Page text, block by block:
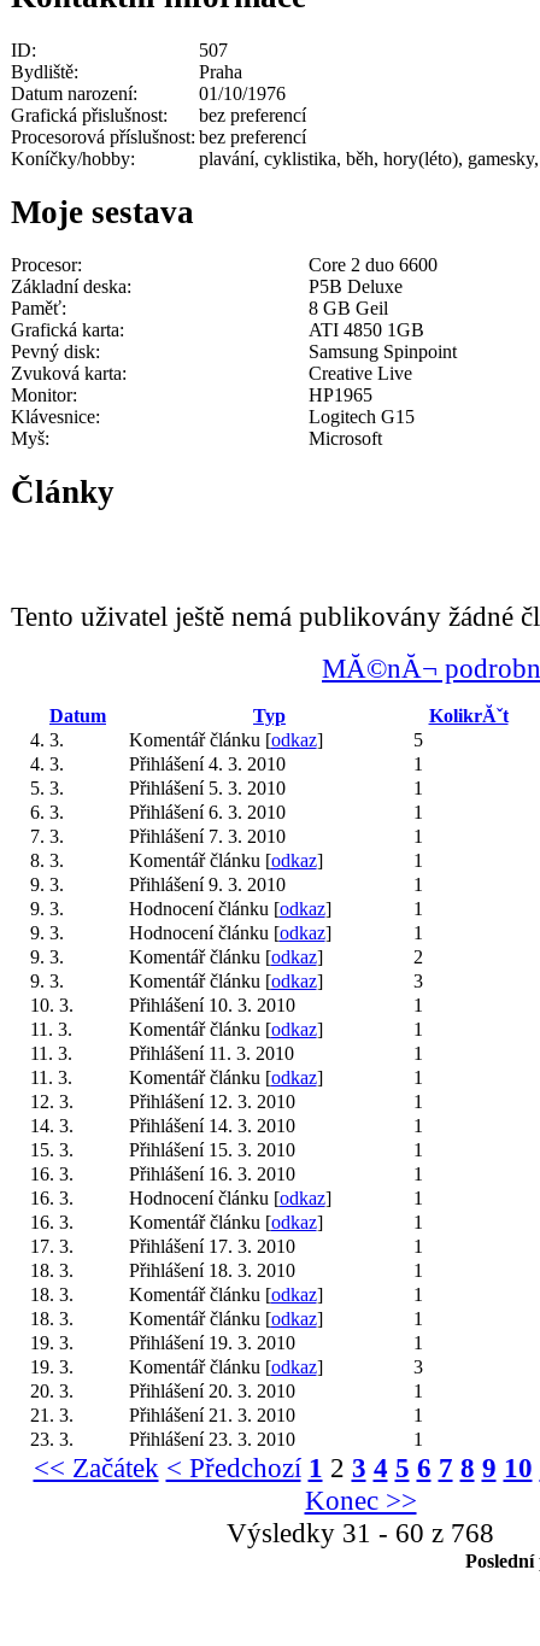
ID:
507
Bydliště:
Praha
Datum narození:
01/10/1976
Grafická přislušnost:
bez preferencí
Procesorová příslušnost: bez preferencí
Koníčky/hobby:
plavání, cyklistika, běh, hory(léto),
Moje sestava
Procesor:
Core 2 duo 6600
Základní deska:
P5B Deluxe
Paměť:
8 GB Geil
Grafická karta:
ATI 4850 1GB
Pevný disk:
Samsung Spinpoint
Zvuková karta:
Creative Live
Monitor:
HP1965
Klávesnice:
Logitech G15
Myš:
Microsoft
Články
Tento uživatel ještě nemá publikovány žádné
MĂ©nĂ¬
Datum Typ
KolikrĂˇt
4. 3.
Komentář článku [odkaz]
5
4. 3.
Přihlášení 4. 3. 2010
1
5. 3.
Přihlášení 5. 3. 2010
1
6. 3.
Přihlášení 6. 3. 2010
1
7. 3.
Přihlášení 7. 3. 2010
1
8. 3.
Komentář článku [odkaz]
1
9. 3.
Přihlášení 9. 3. 2010
1
9. 3.
Hodnocení článku [odkaz]
1
9. 3.
Hodnocení článku [odkaz]
1
9. 3.
Komentář článku [odkaz]
2
9. 3.
Komentář článku [odkaz]
3
10. 3.
Přihlášení 10. 3. 2010
1
11. 3.
Komentář článku [odkaz]
1
11. 3.
Přihlášení 11. 3. 2010
1
11. 3.
Komentář článku [odkaz]
1
12. 3.
Přihlášení 12. 3. 2010
1
14. 3.
Přihlášení 14. 3. 2010
1
15. 3.
Přihlášení 15. 3. 2010
1
16. 3.
Přihlášení 16. 3. 2010
1
16. 3.
Hodnocení článku [odkaz]
1
16. 3.
Komentář článku [odkaz]
1
17. 3.
Přihlášení 17. 3. 2010
1
18. 3.
Přihlášení 18. 3. 2010
1
18. 3.
Komentář článku [odkaz]
1
18. 3.
Komentář článku [odkaz]
1
19. 3.
Přihlášení 19. 3. 2010
1
19. 3.
Komentář článku [odkaz]
3
20. 3.
Přihlášení 20. 3. 2010
1
21. 3.
Přihlášení 21. 3. 2010
1
23. 3.
Přihlášení 23. 3. 2010 1
<< Začátek < Předchozí 1 2 3 4 5 6 7 8 9 10
Konec >>
Výsledky 31 - 60 z 768